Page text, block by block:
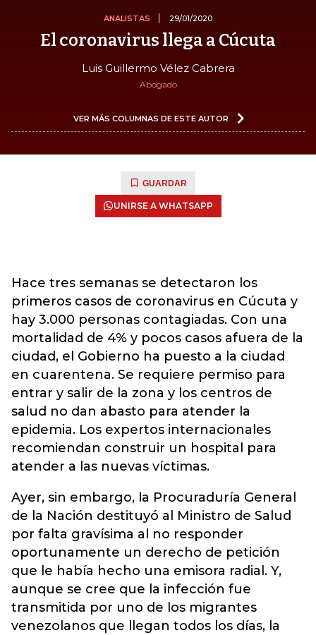
ANALISTAS 29/01/2020
El coronavirus llega a Cúcuta
Luis Guillermo Vélez Cabrera
Abogado
VER MÁS COLUMNAS DE ESTE AUTOR
GUARDAR
UNIRSE A WHATSAPP
Hace tres semanas se detectaron los
primeros casos de coronavirus en Cúcuta y
hay 3.000 personas contagiadas. Con una
mortalidad de 4% y pocos casos afuera de la
ciudad, el Gobierno ha puesto a la ciudad
en cuarentena. Se requiere permiso para
entrar y salir de la zona y los centros de
salud no dan abasto para atender la
epidemia. Los expertos internacionales
recomiendan construir un hospital para
atender a las nuevas víctimas.
Ayer, sin embargo, la Procuraduría General
de la Nación destituyó al Ministro de Salud
por falta gravísima al no responder
oportunamente un derecho de petición
que le había hecho una emisora radial. Y,
aunque se cree que la infección fue
transmitida por uno de los migrantes
venezolanos que llegan todos los días, la